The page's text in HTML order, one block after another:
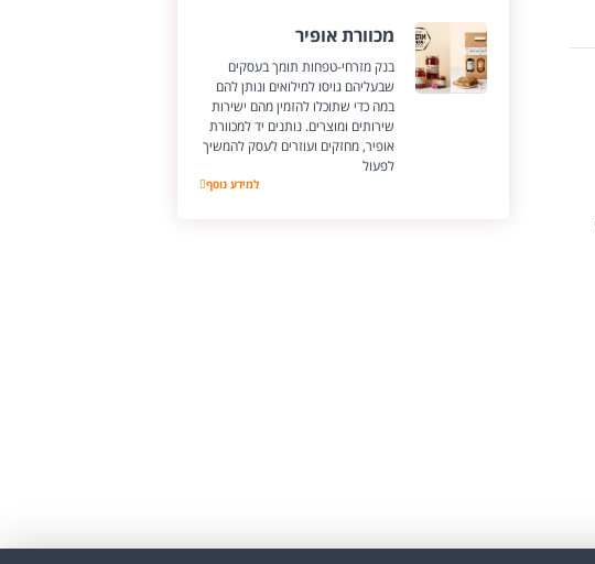
מכוורת אופיר
בנק מזרחי-טפחות תומך בעסקים
שבעליהם גויסו למילואים ונותן להם
במה כדי שתוכלו להזמין מהם ישירות
שירותים ומוצרים. נותנים יד למכוורת
אופיר, מחזקים ועוזרים לעסק להמשיך
לפעול
מכוורת אופירלמידע נוסף